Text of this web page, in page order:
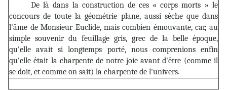
De là dans la construction de ces « corps morts » le
concours de toute la géométrie plane, aussi sèche que dans
l'âme de Monsieur Euclide, mais combien émouvante, car, au
simple souvenir du feuillage gris, grec de la belle époque,
qu'elle avait si longtemps porté, nous comprenions enfin
qu'elle était la charpente de notre joie avant d'être (comme il
se doit, et comme on sait) la charpente de l'univers.